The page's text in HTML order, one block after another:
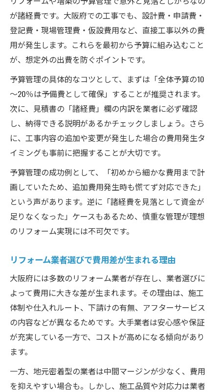
が諸経費です。大阪府での工事でも、設計費・申請費・
登記費・現場管理費・仮設費用など、直接工事以外の費
用が発生します。これらを最初から予算に組み込むこと
が、想定外の出費を防ぐポイントです。
予算管理の具体的なコツとして、まずは「全体予算の10
～20％は予備費として確保」することが推奨されます。
次に、見積書の「諸経費」欄の内訳を業者に必ず確認
し、納得できる説明があるかチェックしましょう。さら
に、工事内容の追加や変更が発生した場合の費用発生タ
イミングも事前に把握することが大切です。
予算管理の成功例として、「初めから細かな費用まで計
画していたため、追加費用発生時も慌てず対応できた」
という声があります。逆に「諸経費を見落として資金が
足りなくなった」ケースもあるため、慎重な管理が理想
のリフォーム実現には不可欠です。
リフォーム業者選びで費用差が生まれる理由
大阪府には多数のリフォーム業者が存在し、業者選びに
よって費用に大きな差が生まれます。その理由は、施工
体制や仕入れルート、下請けの有無、アフターサービス
の内容などが異なるためです。大手業者は安心感や保証
が充実している一方で、コストが高めになる傾向があり
ます。
一方、地元密着型の業者は中間マージンが少なく、費用
を抑えやすい場合も。しかし、施工品質や対応力は業者